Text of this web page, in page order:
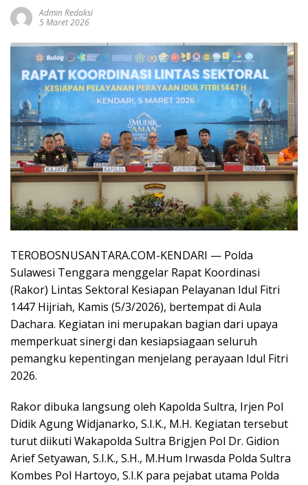
Admin Redaksi
5 Maret 2026
TEROBOSNUSANTARA.COM-KENDARI — Polda
Sulawesi Tenggara menggelar Rapat Koordinasi
(Rakor) Lintas Sektoral Kesiapan Pelayanan Idul Fitri
1447 Hijriah, Kamis (5/3/2026), bertempat di Aula
Dachara. Kegiatan ini merupakan bagian dari upaya
memperkuat sinergi dan kesiapsiagaan seluruh
pemangku kepentingan menjelang perayaan Idul Fitri
2026.
Rakor dibuka langsung oleh Kapolda Sultra, Irjen Pol
Didik Agung Widjanarko, S.I.K., M.H. Kegiatan tersebut
turut diikuti Wakapolda Sultra Brigjen Pol Dr. Gidion
Arief Setyawan, S.I.K., S.H., M.Hum Irwasda Polda Sultra
Kombes Pol Hartoyo, S.I.K para pejabat utama Polda